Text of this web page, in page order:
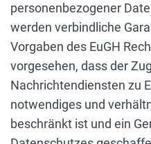
personenbezogener
werden verbindliche
Vorgaben des EuGH
vorgesehen, dass der
Nachrichtendiensten zu
notwendiges und
beschränkt ist und ein